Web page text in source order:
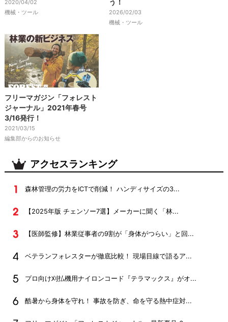
2020/04/02
機械・ツール
2026/02/03
機械・ツール
フリーマガジン「フォレスト
ジャーナル」2021年春号
3/16発行！
2021/03/15
編集部からのお知らせ
アクセスランキング
森林管理の労力をICTで削減！ ハンディサイズの3...
【2025年版 チェンソー7選】メーカーに聞く「林...
【医師監修】林業従事者の9割が「身体がつらい」と回...
ベテランフォレスターが徹底比較！ 現場目線で語るア...
プロ向け刈払機用ナイロンコード『テラマックス』がオ...
酷暑から身体を守れ！ 事故を防ぎ、命を守る熱中症対...